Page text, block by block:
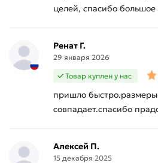
целей, спасибо
Ренат Г.
29 января 2026
Товар куплен у нас
пришло
совпадает.спасибо
Алексей П.
15 декабря 2025